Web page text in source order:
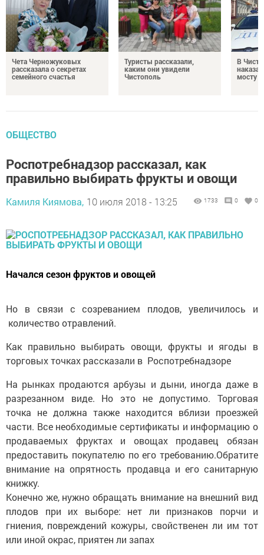
Чета Черножуковых
рассказала о секретах
семейного счастья
Туристы рассказали,
каким они увидели
Чистополь
В
мосту
ОБЩЕСТВО
Роспотребнадзор рассказал, как
правильно выбирать фрукты и овощи
Камиля Киямова, 10 июля 2018 - 13:25 1733 0 0
Начался сезон фруктов и овощей
Но в связи с созреванием плодов, увеличилось и
количество отравлений.
Как правильно выбирать овощи, фрукты и ягоды в
торговых точках рассказали в Роспотребнадзоре
На рынках продаются арбузы и дыни, иногда даже в
разрезанном виде. Но это не допустимо. Торговая
точка не должна также находится вблизи проезжей
части. Все необходимые сертификаты и информацию о
продаваемых фруктах и овощах продавец обязан
предоставить покупателю по его требованию.Обратите
внимание на опрятность продавца и его санитарную
книжку.
Конечно же, нужно обращать внимание на внешний вид
плодов при их выборе: нет ли признаков порчи и
гниения, повреждений кожуры, свойственен ли им тот
или иной окрас, приятен ли запах